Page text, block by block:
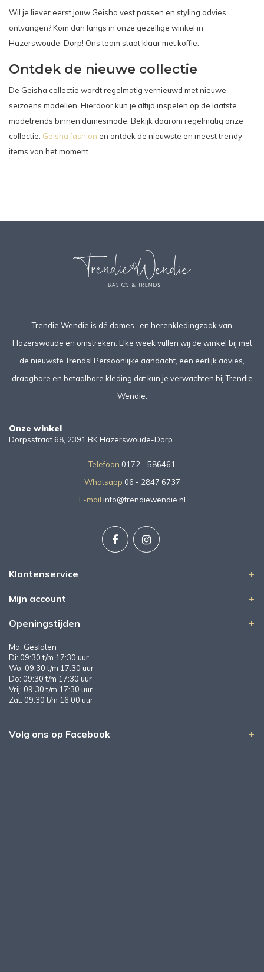
Wil je liever eerst jouw Geisha vest passen en styling advies
ontvangen? Kom dan langs in onze gezellige winkel in
Hazerswoude-Dorp! Ons team staat klaar met koffie.
Ontdek de nieuwe collectie
De Geisha collectie wordt regelmatig vernieuwd met nieuwe
seizoens modellen. Hierdoor kun je altijd inspelen op de laatste
modetrends binnen damesmode. Bekijk daarom regelmatig onze
collectie: Geisha fashion en ontdek de nieuwste en meest trendy
items van het moment.
Trendie Wendie is dé dames- en herenkledingzaak van
Hazerswoude en omstreken. Elke week vullen wij de winkel bij met
de nieuwste Trends! Persoonlijke aandacht, een eerlijk advies,
draagbare en betaalbare kleding dat kun je verwachten bij Trendie
Wendie.
Onze winkel
Dorpsstraat 68, 2391 BK Hazerswoude-Dorp
Telefoon 0172 - 586461
Whatsapp 06 - 2847 6737
E-mail info@trendiewendie.nl
Klantenservice
Mijn account
Openingstijden
Ma: Gesloten
Di: 09:30 t/m 17:30 uur
Wo: 09:30 t/m 17:30 uur
Do: 09:30 t/m 17:30 uur
Vrij: 09:30 t/m 17:30 uur
Zat: 09:30 t/m 16:00 uur
Volg ons op Facebook